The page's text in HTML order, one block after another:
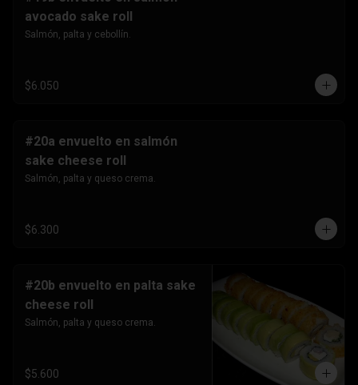
avocado sake roll
Salmón, palta y cebollín.
$6.050
#20a envuelto en salmón
sake cheese roll
Salmón, palta y queso crema.
$6.300
#20b envuelto en palta sake
cheese roll
Salmón, palta y queso crema.
$5.600